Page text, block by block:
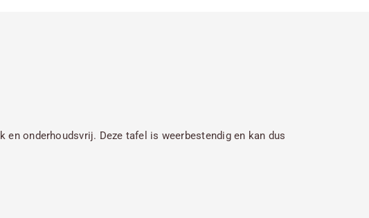
onderhoudsvrij. Deze tafel is weerbestendig en kan dus